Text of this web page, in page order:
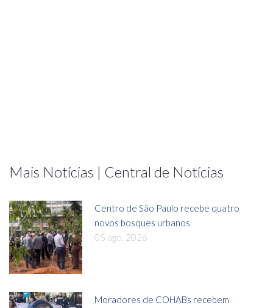
Mais Notícias | Central de Notícias
Centro de São Paulo recebe quatro
novos bosques urbanos
05 ago, 2026
Moradores de COHABs recebem